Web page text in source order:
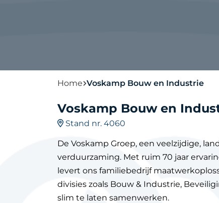
Home Voskamp Bouw en Industrie
Voskamp Bouw en
Stand nr. 4060
De Voskamp Groep, een veelzijdige,
verduurzaming. Met ruim 70 jaar
levert ons familiebedrijf
divisies zoals Bouw & Industrie,
slim te laten samenwerken.